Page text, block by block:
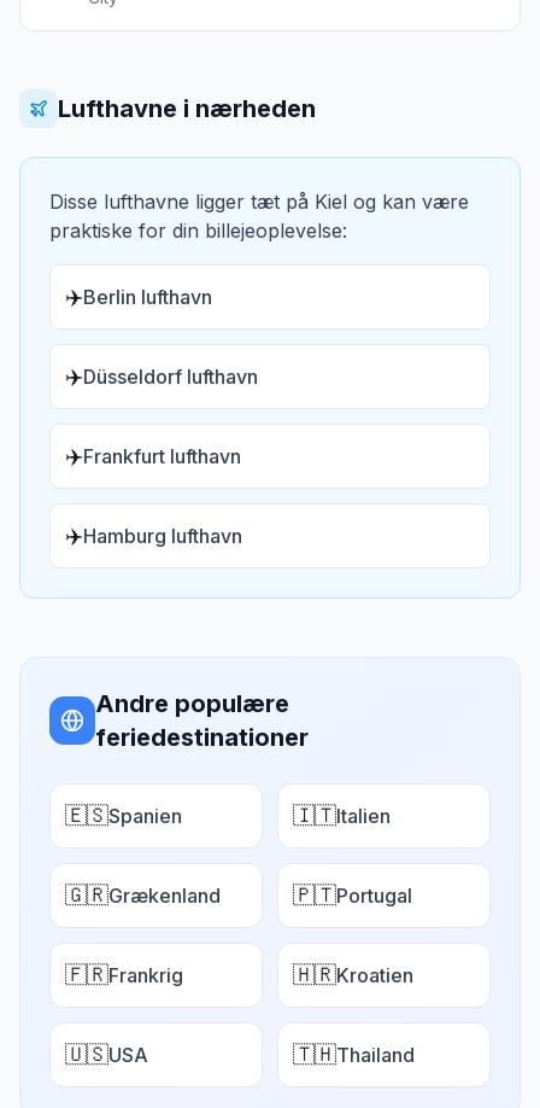
Lufthavne i nærheden
Disse lufthavne ligger tæt på Kiel og kan være
praktiske for din billejeoplevelse:
✈️Berlin lufthavn
✈️Düsseldorf lufthavn
✈️Frankfurt lufthavn
✈️Hamburg lufthavn
Andre populære
feriedestinationer
🇪🇸Spanien 🇮🇹Italien
🇬🇷Grækenland 🇵🇹Portugal
🇫🇷Frankrig 🇭🇷Kroatien
🇺🇸USA 🇹🇭Thailand